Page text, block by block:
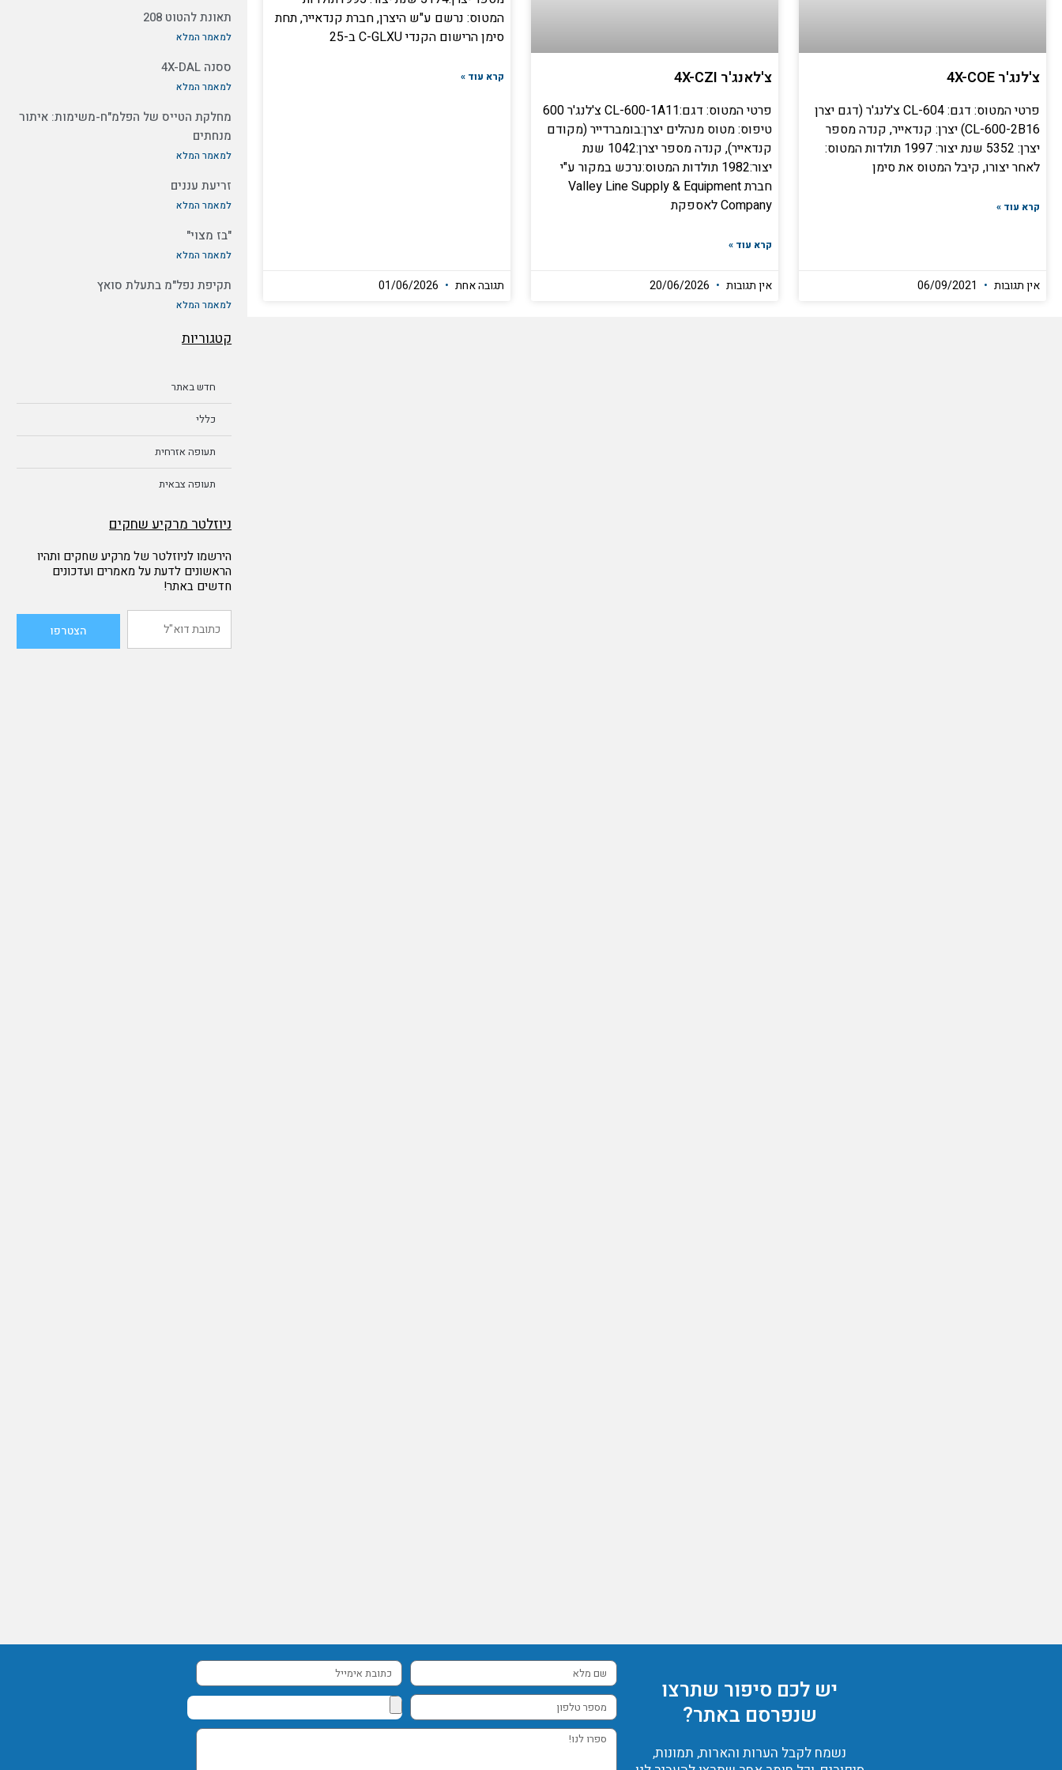
צ'לנג'ר 4X-COE
פרטי המטוס: דגם: CL-604 צ'לנג'ר (דגם יצרן
CL-600-2B16) יצרן: קנדאייר, קנדה מספר
יצרן: 5352 שנת יצור: 1997 תולדות המטוס:
לאחר יצורו, קיבל המטוס את סימן
קרא עוד »
אין תגובות
צ'לאנג'ר 4X-CZI
פרטי המטוס: דגם:CL-600-1A11 צ'לנג'ר 600
טיפוס: מטוס מנהלים יצרן:בומברדייר (מקודם
קנדאייר), קנדה מספר יצרן:1042 שנת
יצור:1982 תולדות המטוס:נרכש במקור ע"י
חברת Valley Line Supply & Equipment
Company לאספקת
קרא עוד »
אין תגובות
המטוס: נרשם ע"ש היצרן, חברת קנדאייר, תחת
סימן הרישום הקנדי C-GLXU ב-25
קרא עוד »
תגובה אחת
תאונת להטוט 208
למאמר המלא
ססנה 4X-DAL
למאמר המלא
מחלקת הטייס של הפלמ"ח-משימות: איתור
מנחתים
למאמר המלא
זריעת עננים
למאמר המלא
"בז מצוי"
למאמר המלא
תקיפת נפל"מ בתעלת סואץ
למאמר המלא
קטגוריות
חדש באתר
כללי
תעופה אזרחית
תעופה צבאית
ניוזלטר מרקיע שחקים
הירשמו לניוזלטר של מרקיע שחקים ותהיו
הראשונים לדעת על מאמרים ועדכונים
חדשים באתר!
יש לכם סיפור שתרצו
שנפרסם באתר?
נשמח לקבל הערות והארות, תמונות,
שם
מלא
כתובת
אימייל
מספר
טלפון
ספרו